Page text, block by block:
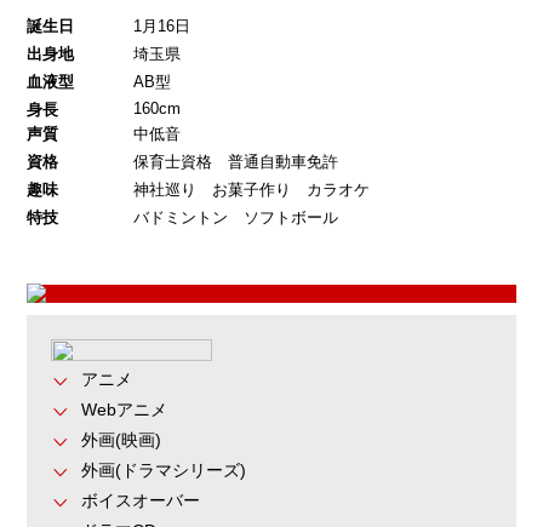
誕生日
1月16日
出身地
埼玉県
血液型
AB型
身長
160cm
声質
中低音
資格
保育士資格 普通自動車免許
趣味
神社巡り お菓子作り カラオケ
特技
バドミントン ソフトボール
アニメ
Webアニメ
外画(映画)
外画(ドラマシリーズ)
ボイスオーバー